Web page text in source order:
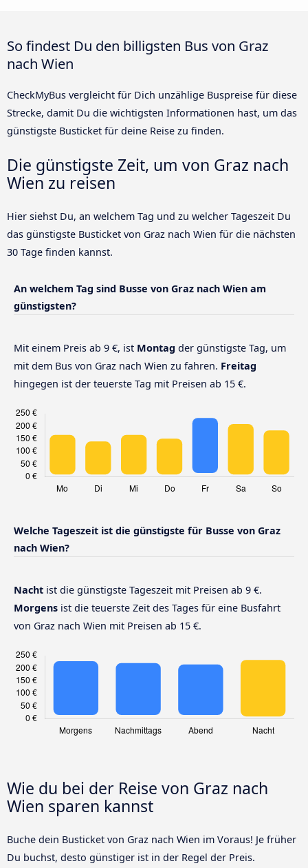
So findest Du den billigsten Bus von Graz
nach Wien
CheckMyBus vergleicht für Dich unzählige Buspreise für diese
Strecke, damit Du die wichtigsten Informationen hast, um das
günstigste Busticket für deine Reise zu finden.
Die günstigste Zeit, um von Graz nach
Wien zu reisen
Hier siehst Du, an welchem Tag und zu welcher Tageszeit Du
das günstigste Busticket von Graz nach Wien für die nächsten
30 Tage finden kannst.
An welchem Tag sind Busse von Graz nach Wien am
günstigsten?
Mit einem Preis ab 9 €, ist Montag der günstigste Tag, um
mit dem Bus von Graz nach Wien zu fahren. Freitag
hingegen ist der teuerste Tag mit Preisen ab 15 €.
Welche Tageszeit ist die günstigste für Busse von Graz
nach Wien?
Nacht ist die günstigste Tageszeit mit Preisen ab 9 €.
Morgens ist die teuerste Zeit des Tages für eine Busfahrt
von Graz nach Wien mit Preisen ab 15 €.
Wie du bei der Reise von Graz nach
Wien sparen kannst
Buche dein Busticket von Graz nach Wien im Voraus! Je früher
Du buchst, desto günstiger ist in der Regel der Preis.